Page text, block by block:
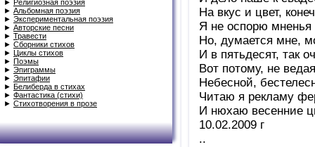
► Религиозная поэзия
► Альбомная поэзия
► Экспериментальная поэзия
► Авторские песни
► Травести
► Сборники стихов
►
Циклы стихов
► Поэмы
► Эпиграммы
► Эпитафии
► Белиберда в стихах
► Фантастика (стихи)
► Стихотворения в прозе
На вкус и цвет,
Я не оспорю мненья
Но, думается мне,
И в пятьдесят, так
Вот потому, не
Небесной,
Читаю я рекламу
И нюхаю весенние
10.02.2009 г
..